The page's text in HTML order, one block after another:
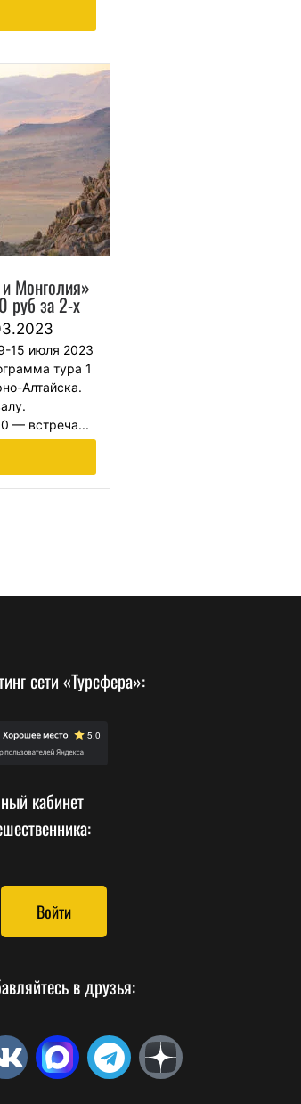
Монголия»
руб за 2-х
15 июля 2023
тура 1
Алтайска.
— встреча...
сети «Турсфера»:
кабинет
Войти
в друзья: